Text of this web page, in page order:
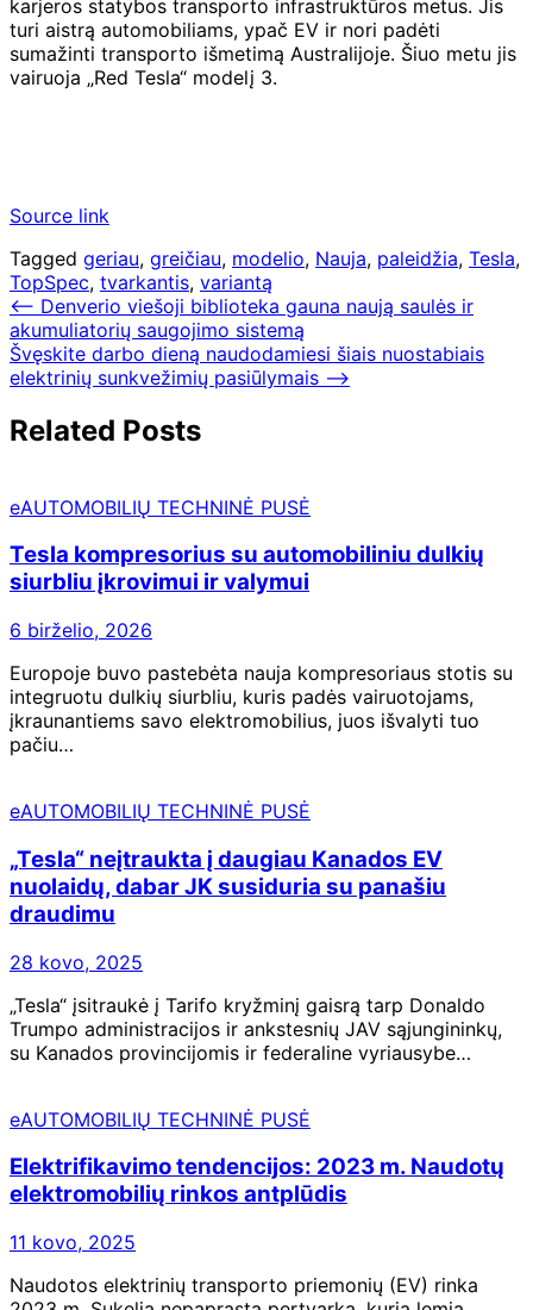
karjeros statybos transporto infrastruktūros metus. Jis
turi aistrą automobiliams, ypač EV ir nori padėti
sumažinti transporto išmetimą Australijoje. Šiuo metu jis
vairuoja „Red Tesla“ modelį 3.
Source link
Tagged geriau, greičiau, modelio, Nauja, paleidžia, Tesla,
TopSpec, tvarkantis, variantą
Navigacija
tarp
įrašų
⟵ Denverio viešoji biblioteka gauna naują saulės ir
akumuliatorių saugojimo sistemą
Švęskite darbo dieną naudodamiesi šiais nuostabiais
elektrinių sunkvežimių pasiūlymais ⟶
Related Posts
eAUTOMOBILIŲ TECHNINĖ PUSĖ
Tesla kompresorius su automobiliniu dulkių
siurbliu įkrovimui ir valymui
6 birželio, 2026
Europoje buvo pastebėta nauja kompresoriaus stotis su
integruotu dulkių siurbliu, kuris padės vairuotojams,
įkraunantiems savo elektromobilius, juos išvalyti tuo
pačiu…
eAUTOMOBILIŲ TECHNINĖ PUSĖ
„Tesla“ neįtraukta į daugiau Kanados EV
nuolaidų, dabar JK susiduria su panašiu
draudimu
28 kovo, 2025
„Tesla“ įsitraukė į Tarifo kryžminį gaisrą tarp Donaldo
Trumpo administracijos ir ankstesnių JAV sąjungininkų,
su Kanados provincijomis ir federaline vyriausybe…
eAUTOMOBILIŲ TECHNINĖ PUSĖ
Elektrifikavimo tendencijos: 2023 m. Naudotų
elektromobilių rinkos antplūdis
11 kovo, 2025
Naudotos elektrinių transporto priemonių (EV) rinka